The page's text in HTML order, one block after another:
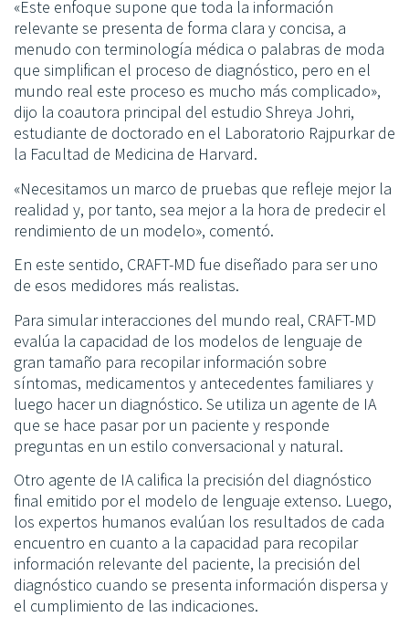
«Este enfoque supone que toda la información
relevante se presenta de forma clara y concisa, a
menudo con terminología médica o palabras de moda
que simplifican el proceso de diagnóstico, pero en el
mundo real este proceso es mucho más complicado»,
dijo la coautora principal del estudio Shreya Johri,
estudiante de doctorado en el Laboratorio Rajpurkar de
la Facultad de Medicina de Harvard.
«Necesitamos un marco de pruebas que refleje mejor la
realidad y, por tanto, sea mejor a la hora de predecir el
rendimiento de un modelo», comentó.
En este sentido, CRAFT-MD fue diseñado para ser uno
de esos medidores más realistas.
Para simular interacciones del mundo real, CRAFT-MD
evalúa la capacidad de los modelos de lenguaje de
gran tamaño para recopilar información sobre
síntomas, medicamentos y antecedentes familiares y
luego hacer un diagnóstico. Se utiliza un agente de IA
que se hace pasar por un paciente y responde
preguntas en un estilo conversacional y natural.
Otro agente de IA califica la precisión del diagnóstico
final emitido por el modelo de lenguaje extenso. Luego,
los expertos humanos evalúan los resultados de cada
encuentro en cuanto a la capacidad para recopilar
información relevante del paciente, la precisión del
diagnóstico cuando se presenta información dispersa y
el cumplimiento de las indicaciones.